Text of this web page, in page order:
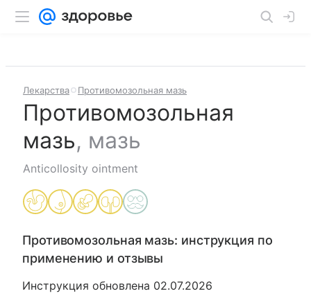
Лекарства Противомозольная мазь
Противомозольная
мазь, мазь
Anticollosity ointment
Противомозольная мазь: инструкция по
применению и отзывы
Инструкция обновлена 02.07.2026